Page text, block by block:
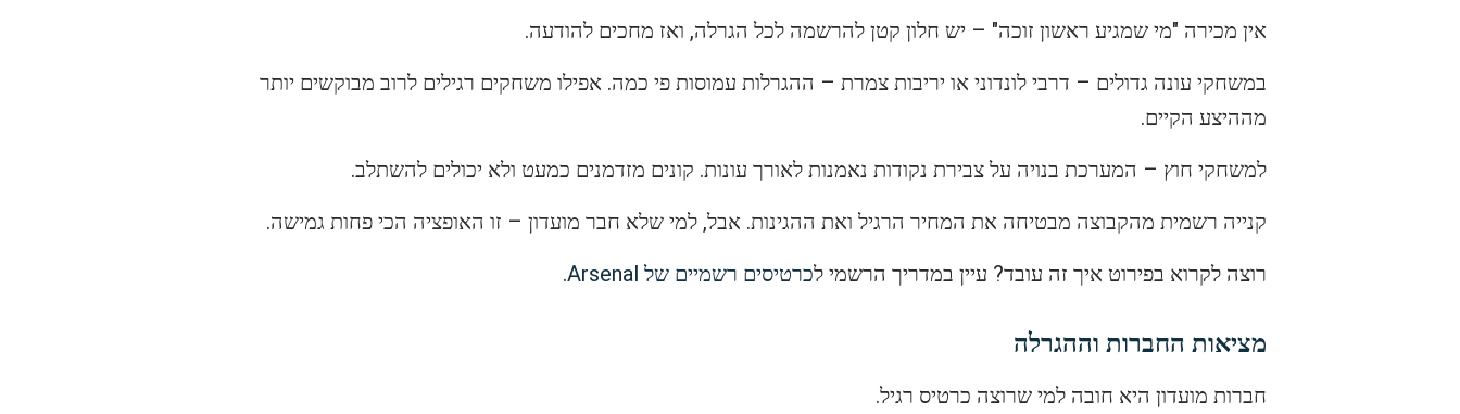
אין מכירה "מי שמגיע ראשון זוכה" – יש חלון קטן להרשמה לכל הגרלה, ואז מחכים להודעה.
במשחקי עונה גדולים – דרבי לונדוני או יריבות צמרת – ההגרלות עמוסות פי כמה. אפילו משחקים רגילים לרוב מבוקשים יותר
מההיצע הקיים.
למשחקי חוץ – המערכת בנויה על צבירת נקודות נאמנות לאורך עונות. קונים מזדמנים כמעט ולא יכולים להשתלב.
קנייה רשמית מהקבוצה מבטיחה את המחיר הרגיל ואת ההגינות. אבל, למי שלא חבר מועדון – זו האופציה הכי פחות גמישה.
רוצה לקרוא בפירוט איך זה עובד? עיין במדריך הרשמי לכרטיסים רשמיים של Arsenal .
מציאות החברות וההגרלה
חברות מועדון היא חובה למי שרוצה כרטיס רגיל.